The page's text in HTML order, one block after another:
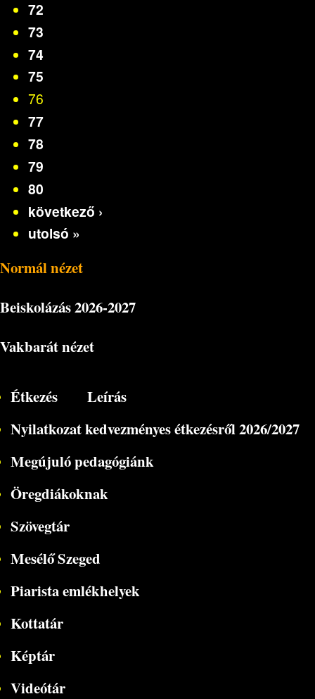
72
73
74
75
76
77
78
79
80
következő ›
utolsó »
Normál nézet
Beiskolázás2026-2027
Vakbarát nézet
Étkezés
Leírás
Nyilatkozat kedvezményes étkezésről 2026/2027
Megújuló pedagógiánk
Öregdiákoknak
Szövegtár
Mesélő Szeged
Piarista emlékhelyek
Kottatár
Képtár
Videótár